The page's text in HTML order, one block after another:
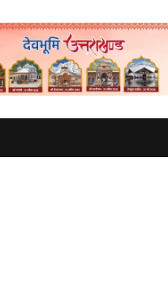
Advertisement